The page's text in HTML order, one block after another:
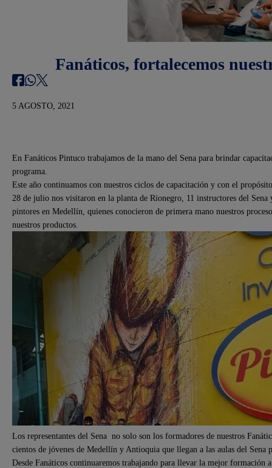
Fanáticos, fortalecemos
5 AGOSTO, 2021
En Fanáticos Pintuco trabajamos de la mano del Sena para brindar
programa.
Este año continuamos con nuestros ciclos de capacitación y con el
28 de julio nos visitaron en la planta de Rionegro, 11 instructores del
pintores en Medellín, quienes conocieron de primera mano nuestros
nuestros productos.
Los representantes del Sena no solo son los formadores de nuestros
cientos de jóvenes de Medellín y Antioquia que llegan a las aulas del Sena
Desde Fanáticos continuaremos trabajando para llevar la mejor formación